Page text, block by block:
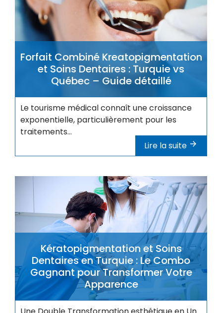
Forfait Combiné Kreatopigmentation
et Soins Dentaires : Turquie vs
Québec – Guide détaillé
Le tourisme médical connaît une croissance
exponentielle, particulièrement pour les
traitements...
Lire la suite
Kératopigmentation et Soins
Dentaires en Turquie : Le Combo
Gagnant pour Transformer Votre
Apparence